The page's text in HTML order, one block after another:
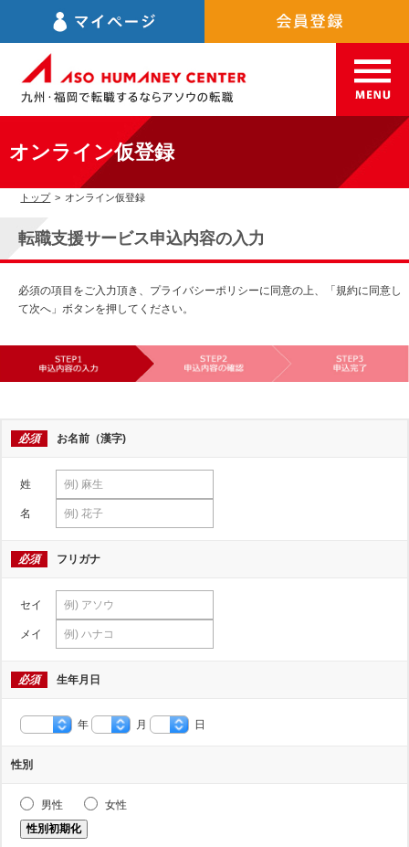
オンライン仮登録
トップ > オンライン仮登録
転職支援サービス申込内容の入力
必須の項目をご入力頂き、プライバシーポリシーに同意の上、「規約に同意し
て次へ」ボタンを押してください。
必須 お名前（漢字)
姓
名
必須 フリガナ
セイ
メイ
必須 生年月日
年 月 日
性別
男性
女性
性別初期化